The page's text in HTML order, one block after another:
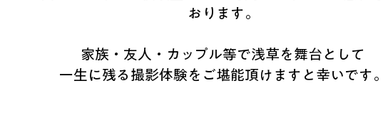
おります。
家族・友人・カップル等で浅草を舞台として
一生に残る撮影体験をご堪能頂けますと幸いです。